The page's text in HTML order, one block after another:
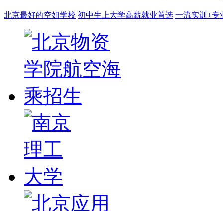
北京最好的空姐学校 初中生上大学高薪就业首选 一流实训+专